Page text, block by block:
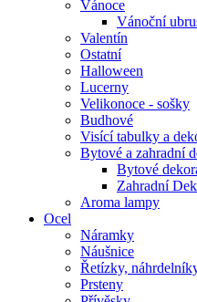
Vánoce
Vánoční
Valentín
Ostatní
Halloween
Lucerny
Velikonoce - sošky
Budhové
Visící tabulky a
Bytové a zahradní
Bytové
Zahradní
Aroma lampy
Ocel
Náramky
Náušnice
Řetízky,
Prsteny